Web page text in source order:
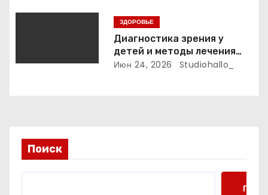
анонимном подходе
ЗДОРОВЬЕ
Диагностика зрения у
детей и методы лечения
детской близорукости,
Июн 24, 2026 Studiohallo_
Поиск
Поиск